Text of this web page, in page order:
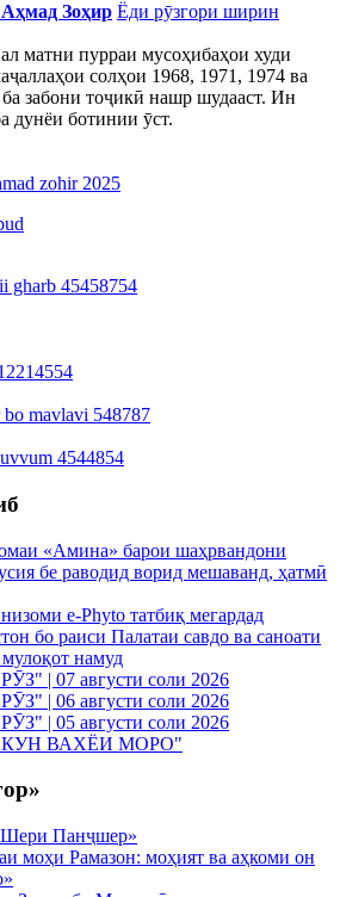
Зоҳир Ёди рӯзгори ширин
матни пурраи мусоҳибаҳои худи
солҳои 1968, 1971, 1974 ва
забони тоҷикӣ нашр шудааст. Ин
дунёи ботинии ӯст.
«Амина» барои шаҳрвандони
бе раводид ворид мешаванд, ҳатмӣ
e-Phyto татбиқ мегардад
бо раиси Палатаи савдо ва саноати
намуд
| 07 августи соли 2026
| 06 августи соли 2026
| 05 августи соли 2026
КУН ВАХЁИ МОРО"
Панҷшер»
моҳи Рамазон: моҳият ва аҳкоми он